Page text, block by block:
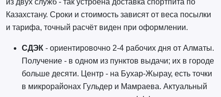
Казахстану. Сроки и стоимость зависят от веса посылки
и тарифа, точный расчёт виден при оформлении.
СДЭК- ориентировочно 2-4 рабочих дня от Алматы.
Получение - в одном из пунктов выдачи; их в городе
больше десяти. Центр - на Бухар-Жырау, есть точки
в микрорайонах Гульдер и Мамраева. Актуальный